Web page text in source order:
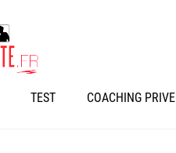
TEST COACHING PRIVE